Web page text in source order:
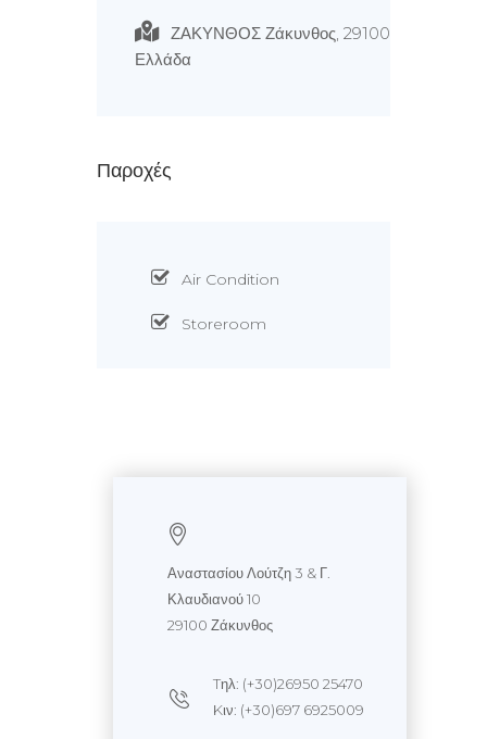
ΖΑΚΥΝΘΟΣ Ζάκυνθος, 29100
Ελλάδα
Παροχές
Air Condition
Storeroom
Αναστασίου Λούτζη 3 & Γ.
Κλαυδιανού 10
29100 Ζάκυνθος
Tηλ: (+30)26950 25470
Kιν: (+30)697 6925009